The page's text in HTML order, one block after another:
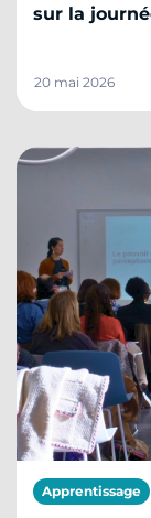
sur la
20 mai 2026
Apprentissage